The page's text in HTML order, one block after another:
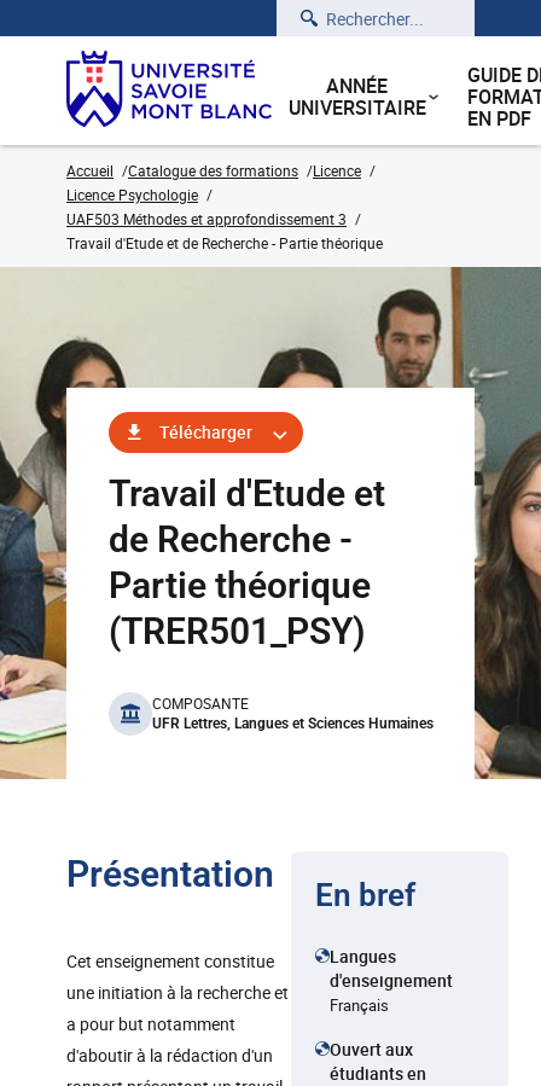
Rechercher
ANNÉE
UNIVERSITAIRE
GUIDE
EN PDF
Accueil Catalogue des formations
Licence
Licence Psychologie
UAF503 Méthodes et approfondissement 3
Travail d'Etude et de Recherche - Partie théorique
Télécharger
Travail d'Etude et
de Recherche -
Partie théorique
(TRER501_PSY)
benefits
COMPOSANTE
UFR Lettres, Langues et Sciences Humaines
Présentation
Cet enseignement constitue
une initiation à la recherche et
a pour but notamment
d'aboutir à la rédaction d'un
En bref
Langues
d'enseignement
Français
Ouvert aux
étudiants en